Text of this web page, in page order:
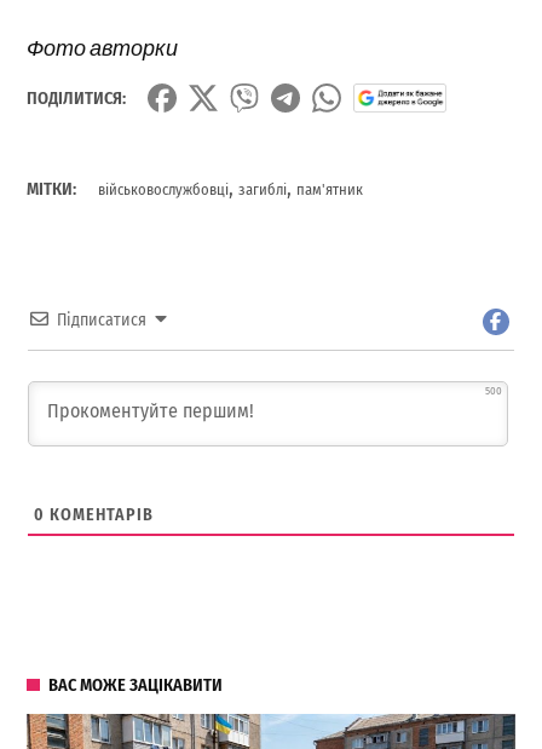
Фото авторки
ПОДІЛИТИСЯ:
МІТКИ: військовослужбовці,загиблі, пам'ятник
Підписатися
500
0 КОМЕНТАРІВ
ВАС МОЖЕ ЗАЦІКАВИТИ